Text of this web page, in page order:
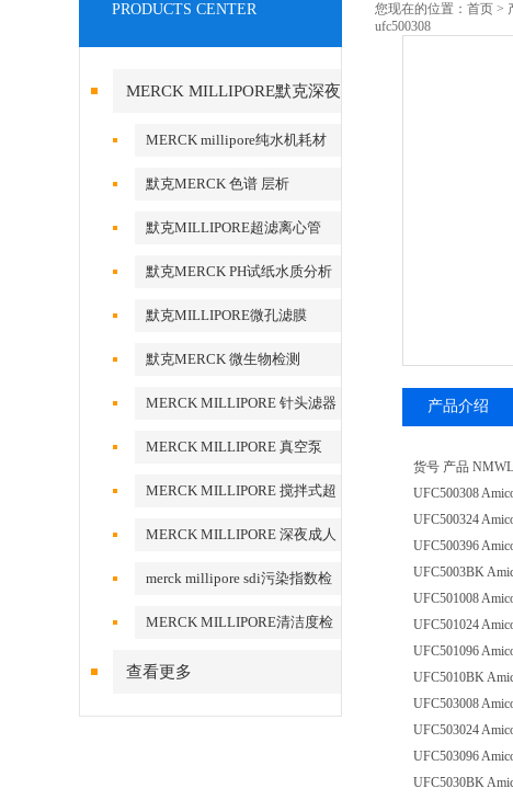
PRODUCTS CENTER
MERCK MILLIPORE默克深夜
成人福利视频产品
MERCK millipore纯水机耗材
默克MERCK 色谱 层析
默克MILLIPORE超滤离心管
默克MERCK PH试纸水质分析
默克MILLIPORE微孔滤膜
默克MERCK 微生物检测
MERCK MILLIPORE 针头滤器
MERCK MILLIPORE 真空泵
MERCK MILLIPORE 搅拌式超
MERCK MILLIPORE 深夜成人
福利视频清洁度检测设备
merck millipore sdi污染指数检
MERCK MILLIPORE清洁度检
查看更多
您现在的位置： 首页 >
ufc500308
产品介绍
货号 产品
UFC500308
UFC500324
UFC500396
UFC5003BK
UFC501008
UFC501024
UFC501096
UFC5010BK
UFC503008
UFC503024
UFC503096
UFC5030BK